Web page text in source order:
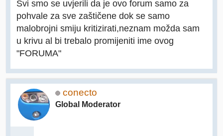
Svi smo se uvjerili da je ovo forum samo za
pohvale za sve zaštičene dok se samo
malobrojni smiju kritizirati,neznam možda sam
u krivu al bi trebalo promijeniti ime ovog
"FORUMA"
conecto
Global Moderator